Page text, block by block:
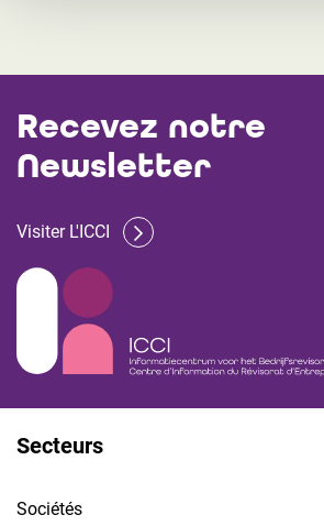
Recevez notre
Newsletter
Visiter L'ICCI
Secteurs
Sociétés